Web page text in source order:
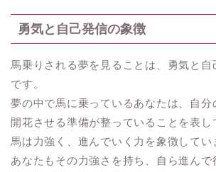
勇気と自己発信の象徴
馬乗りされる夢を見ることは、勇気と自
です。
夢の中で馬に乗っているあなたは、自分
開花させる準備が整っていることを表し
馬は力強く、進んでいく力を象徴してい
あなたもその力強さを持ち、自ら進んで